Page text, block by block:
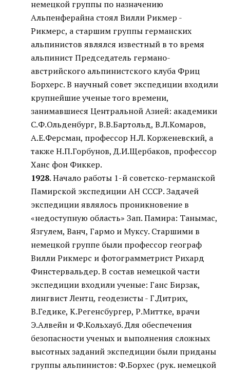
немецкой группы по назначению
Альпенферайна стоял Вилли Рикмер -
Рикмерс, а старшим группы германских
альпинистов являлся известный в то время
альпинист Председатель германо-
австрийского альпинистского клуба Фриц
Борхерс. В научный совет экспедиции входили
крупнейшие ученые того времени,
занимавшиеся Центральной Азией: академики
С.Ф.Ольденбург, В.В.Бартольд, В.Л.Комаров,
А.Е.Ферсман, профессор Н.Л. Корженевский, а
также Н.П.Горбунов, Д.И.Щербаков, профессор
Ханс фон Фиккер.
1928. Начало работы 1-й советско-германской
Памирской экспедиции АН СССР. Задачей
экспедиции являлось проникновение в
«недоступную область» Зап. Памира: Танымас,
Язгулем, Ванч, Гармо и Муксу. Старшими в
немецкой группе были профессор географ
Вилли Рикмерс и фотограмметрист Рихард
Финстервальдер. В состав немецкой части
экспедиции входили ученые: Ганс Бирзак,
лингвист Лентц, геодезисты - Г.Дитрих,
В.Гедике, К.Регенсбургер, Р.Миттке, врачи
Э.Алвейн и Ф.Кольхауб. Для обеспечения
безопасности ученых и выполнения сложных
высотных заданий экспедиции были приданы
группы альпинистов: Ф.Борхес (рук. немецкой